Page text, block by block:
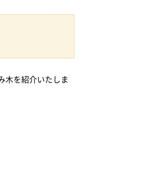
木を紹介いたしま